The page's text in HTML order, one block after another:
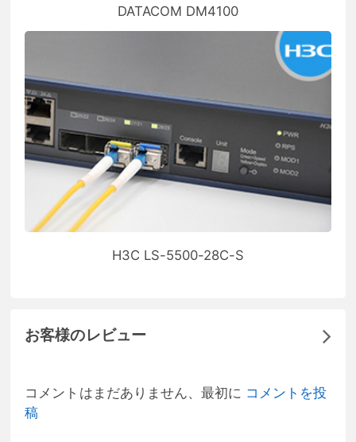
DATACOM DM4100
H3C LS-5500-28C-S
お客様のレビュー
コメントはまだありません、最初に コメントを投
稿